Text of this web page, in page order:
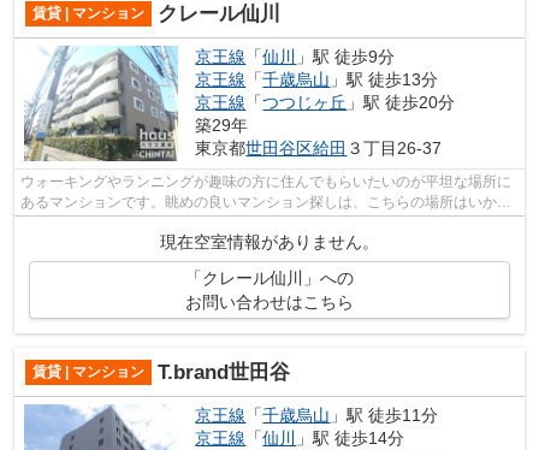
賃貸 | マンション クレール仙川
京王線 「仙川
」駅 徒歩9分
京王線 「千歳烏山 」駅 徒歩13分
京王線 「つつじヶ丘 」駅 徒歩20分
築29年
東京都世田谷区給田 ３丁目26-37
ウォーキングやランニングが趣味の方に住んでもらいたいのが平坦な場所に
あるマンションです。眺めの良いマンション探しは、こちらの場所はいかが
現在空室情報がありません。
「クレール仙川」への
お問い合わせはこちら
賃貸 | マンション T.brand世田谷
京王線 「千歳烏山 」駅 徒歩11分
京王線 「仙川
」駅 徒歩14分